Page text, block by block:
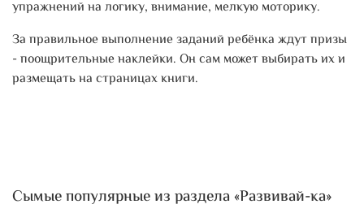
упражнений на логику, внимание, мелкую моторику.
За правильное выполнение заданий ребёнка ждут призы
- поощрительные наклейки. Он сам может выбирать их и
размещать на страницах книги.
Сымые популярные из раздела «Развивай-ка»